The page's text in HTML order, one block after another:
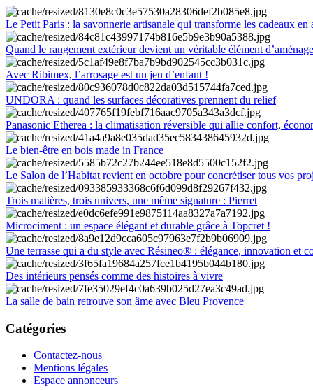
Le Petit Paris : la savonnerie artisanale qui transforme les cadeaux en
Quand le rangement extérieur devient un véritable élément
Avec Ribimex, l’arrosage est un jeu d’enfant !
UNDORA : quand les surfaces décoratives prennent du relief
Panasonic Etherea : la climatisation réversible qui allie confort,
Le bien-être en bois made in France
Le Salon de l’Habitat revient en octobre pour concrétiser tous vos
Trois matières, trois univers, une même signature : Pierret
Microciment : un espace élégant et durable grâce à Topcret !
Une terrasse qui a du style avec Résineo® : élégance, innovation et
Des intérieurs pensés comme des histoires à vivre
La salle de bain retrouve son âme avec Bleu Provence
Catégories
Contactez-nous
Mentions légales
Espace annonceurs